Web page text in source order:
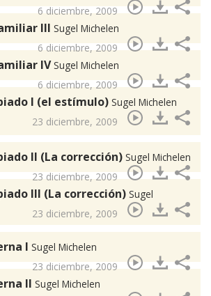
6 diciembre, 2009
III Sugel Michelen
6 diciembre, 2009
IVSugel Michelen
6 diciembre, 2009
I (el estímulo) Sugel Michelen
23 diciembre, 2009
II (La corrección) Sugel Michelen
23 diciembre, 2009
III (La corrección) Sugel
23 diciembre, 2009
I Sugel Michelen
23 diciembre, 2009
II Sugel Michelen